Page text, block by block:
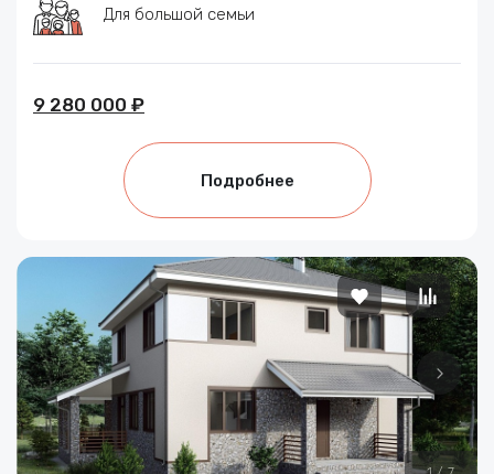
Для большой семьи
9 280 000 ₽
Подробнее